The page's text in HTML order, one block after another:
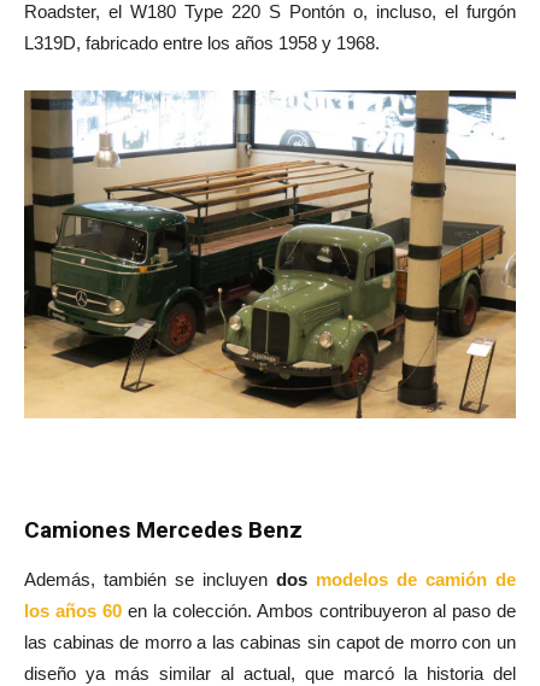
Roadster, el W180 Type 220 S Pontón o, incluso, el furgón
L319D, fabricado entre los años 1958 y 1968.
Camiones Mercedes Benz
Además, también se incluyen dos modelos de camión de
los años 60 en la colección. Ambos contribuyeron al paso de
las cabinas de morro a las cabinas sin capot de morro con un
diseño ya más similar al actual, que marcó la historia del